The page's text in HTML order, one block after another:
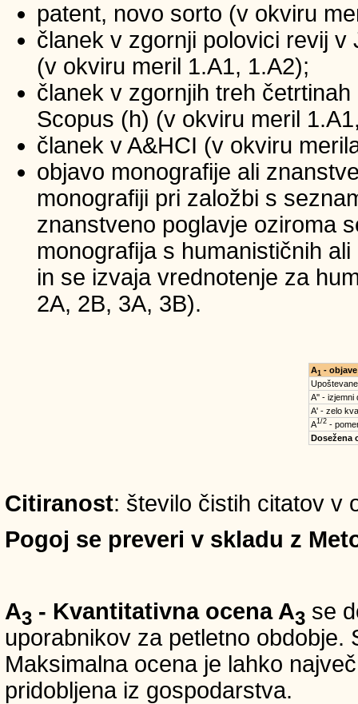
patent, novo sorto (v okviru
članek v zgornji polovici revij
(v okviru meril 1.A1, 1.A2);
članek v zgornjih treh
Scopus (h) (v okviru meril
članek v A&HCI (v okviru
objavo monografije ali
monografiji pri založbi s
znanstveno poglavje oziroma
monografija s humanističnih
in se izvaja vrednotenje za
2A, 2B, 3A, 3B).
A1 - objave
A'' - izjemni
A' - zelo
A1/2-
Dosežena
Citiranost: število čistih citatov v
Pogoj se preveri v skladu z
A3 - Kvantitativna ocena A3 se
uporabnikov za petletno obdobje.
Maksimalna ocena je lahko
pridobljena iz gospodarstva.